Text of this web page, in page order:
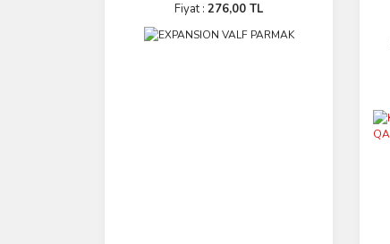
Fiyat : 276,00 TL